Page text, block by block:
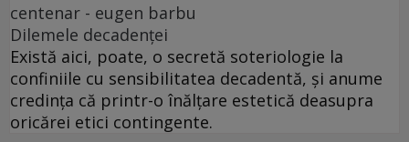
centenar - eugen barbu
Dilemele decadenței
Există aici, poate, o secretă soteriologie la
confiniile cu sensibilitatea decadentă, și anume
credința că printr-o înălțare estetică deasupra
oricărei etici contingente.